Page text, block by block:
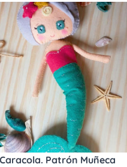
Patrón Muñeca